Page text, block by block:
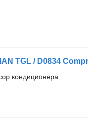
кондиционера